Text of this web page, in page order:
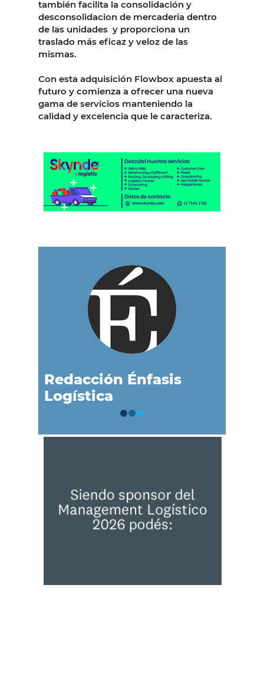
también facilita la consolidación y
desconsolidacion de mercadería dentro
de las unidades y proporciona un
traslado más eficaz y veloz de las
mismas.
Con esta adquisición Flowbox apuesta al
futuro y comienza a ofrecer una nueva
gama de servicios manteniendo la
calidad y excelencia que le caracteriza.
Redacción Énfasis
Logística